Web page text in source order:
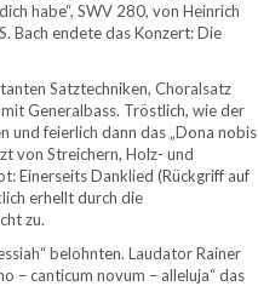
habe“, SWV 280, von Heinrich
Bach endete das Konzert: Die
Satztechniken, Choralsatz
Generalbass. Tröstlich, wie der
und feierlich dann das „Dona nobis
von Streichern, Holz- und
Einerseits Danklied (Rückgriff auf
erhellt durch die
zu.
belohnten. Laudator Rainer
– canticum novum – alleluja“ das